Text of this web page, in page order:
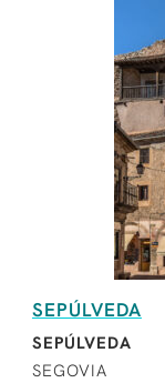
SEPÚLVEDA
SEPÚLVEDA
SEGOVIA